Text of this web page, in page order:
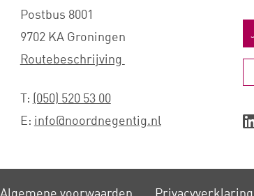
Postbus 8001
9702 KA Groningen
Routebeschrijving
T: (050) 520 53 00
E: info@noordnegentig.nl
Algemene voorwaarden Privacy­verklaring